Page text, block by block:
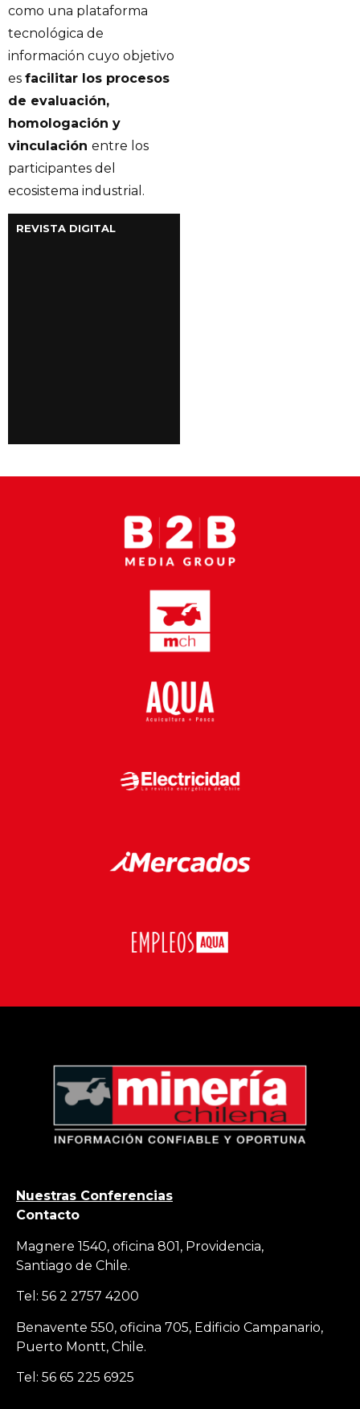
como una plataforma
tecnológica de
información cuyo objetivo
es facilitar los procesos
de evaluación,
homologación y
vinculación entre los
participantes del
ecosistema industrial.
REVISTA DIGITAL
Nuestras Conferencias
Contacto
Magnere 1540, oficina 801, Providencia,
Santiago de Chile.
Tel: 56 2 2757 4200
Benavente 550, oficina 705, Edificio Campanario,
Puerto Montt, Chile.
Tel: 56 65 225 6925